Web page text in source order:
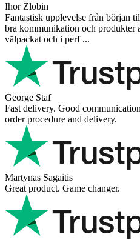
Ihor Zlobin
Fantastisk upplevelse från början
bra kommunikation och
välpackat och i perf ...
George Staf
Fast delivery. Good
order procedure and delivery.
Martynas Sagaitis
Great product. Game changer.